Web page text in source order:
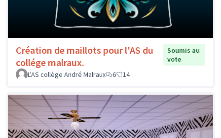
Création de maillots pour l'AS du
collége malraux.
Soumis au
vote
L'AS collège André Malraux
6 14